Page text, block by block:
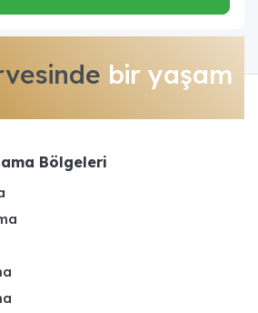
bir yaşam
Bölgeleri